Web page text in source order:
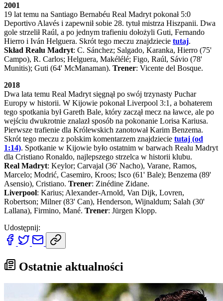
2001
19 lat temu na Santiago Bernabéu Real Madryt pokonał 5:0
Deportivo Alavés i zapewnił sobie 28. tytuł mistrza Hiszpanii. Dwa
gole strzelił Raúl, a po jednym trafieniu dołożyli Guti, Fernando
Hierro i Iván Helguera. Skrót tego meczu znajdziecie tutaj.
Skład Realu Madryt: C. Sánchez; Salgado, Karanka, Hierro (75'
Campo), R. Carlos; Helguera, Makélélé; Figo, Raúl, Sávio (78'
Munitis); Guti (64' McManaman). Trener: Vicente del Bosque.
2018
Dwa lata temu Real Madryt sięgnął po swój trzynasty Puchar
Europy w historii. W Kijowie pokonał Liverpool 3:1, a bohaterem
tego spotkania był Gareth Bale, który zaczął mecz na ławce, ale po
wejściu dwukrotnie znalazł sposób na pokonanie Lorisa Kariusa.
Pierwsze trafienie dla Królewskich zanotował Karim Benzema.
Skrót tego meczu z polskim komentarzem znajdziecie tutaj (od
1:14). Spotkanie w Kijowie było ostatnim w barwach Realu Madryt
dla Cristiano Ronaldo, najlepszego strzelca w historii klubu.
Real Madryt: Keylor; Carvajal (36' Nacho), Varane, Ramos,
Marcelo; Modrić, Casemiro, Kroos; Isco (61' Bale); Benzema (89'
Asensio), Cristiano. Trener: Zinédine Zidane.
Liverpool: Karius; Alexander-Arnold, Van Dijk, Lovren,
Robertson; Milner (83' Can), Henderson, Wijnaldum; Salah (30'
Lallana), Firmino, Mané. Trener: Jürgen Klopp.
Udostępnij:
Ostatnie aktualności